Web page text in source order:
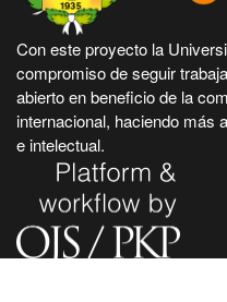
Con este proyecto la
compromiso de seguir
abierto en beneficio de la
internacional, haciendo más
e intelectual.